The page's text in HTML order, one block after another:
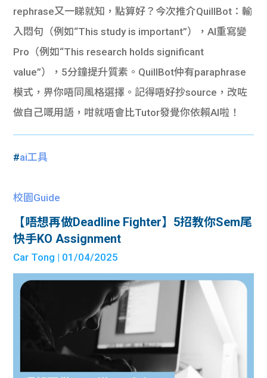
rephrase又一睇就知，點算好？今次推介QuillBot：輸
入悶句（例如“This study is important”），AI重寫變
Pro（例如“This research holds significant
value”），5分鐘提升質素。QuillBot仲有paraphrase
模式，畀你唔同風格選擇。記得唔好抄source，改咗
做自己嘅用語，咁就唔會比Tutor發覺你依賴AI啦！
#ai工具
校園Guide
【唔想再做Deadline Fighter】5招教你Sem尾
快手KO Assignment
Car Tong | 01/04/2025